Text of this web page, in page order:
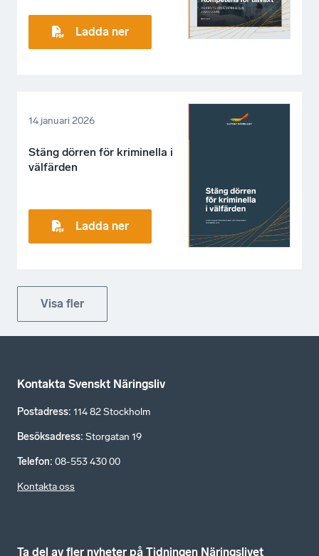
Ladda ner
14 januari 2026
Stäng dörren för kriminella i
välfärden
Ladda ner
Visa fler
Kontakta Svenskt Näringsliv
Postadress: 114 82 Stockholm
Besöksadress: Storgatan 19
Telefon: 08-553 430 00
Kontakta oss
Ta del av fler nyheter på Tidningen Näringslivet